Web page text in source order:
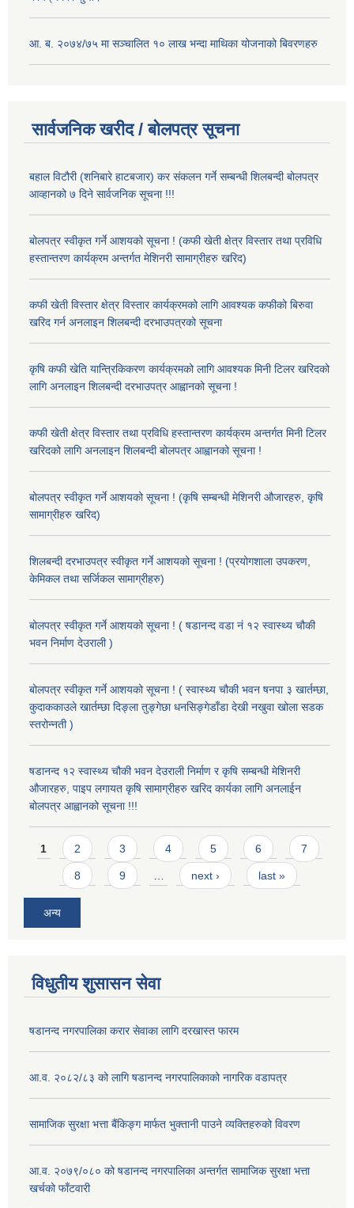
आ. ब. २०७४/७५ मा सञ्चालित १० लाख भन्दा माथिका योजनाको बिवरणहरु
सार्वजनिक खरीद / बोलपत्र सूचना
बहाल विटौरी (शनिबारे हाटबजार) कर संकलन गर्ने सम्बन्धी शिलबन्दी बोलपत्र
आव्हानको ७ दिने सार्वजनिक सूचना !!!
बोलपत्र स्वीकृत गर्ने आशयको सूचना ! (कफी खेती क्षेत्र विस्तार तथा प्रविधि
हस्तान्तरण कार्यक्रम अन्तर्गत मेशिनरी सामाग्रीहरु खरिद)
कफी खेती विस्तार क्षेत्र विस्तार कार्यक्रमको लागि आवश्यक कफीको बिरुवा
खरिद गर्न अनलाइन शिलबन्दी दरभाउपत्रको सूचना
कृषि कफी खेति यान्त्रिकिकरण कार्यक्रमको लागि आवश्यक मिनी टिलर खरिदको
लागि अनलाइन शिलबन्दी दरभाउपत्र आह्वानको सूचना !
कफी खेती क्षेत्र विस्तार तथा प्रविधि हस्तान्तरण कार्यक्रम अन्तर्गत मिनी टिलर
खरिदको लागि अनलाइन शिलबन्दी बोलपत्र आह्वानको सूचना !
बोलपत्र स्वीकृत गर्ने आशयको सूचना ! (कृषि सम्बन्धी मेशिनरी औजारहरु, कृषि
सामाग्रीहरु खरिद)
शिलबन्दी दरभाउपत्र स्वीकृत गर्ने आशयको सूचना ! (प्रयोगशाला उपकरण,
केमिकल तथा सर्जिकल सामाग्रीहरु)
बोलपत्र स्वीकृत गर्ने आशयको सूचना ! ( षडानन्द वडा नं १२ स्वास्थ्य चौकी
भवन निर्माण देउराली )
बोलपत्र स्वीकृत गर्ने आशयको सूचना ! ( स्वास्थ्य चौकी भवन षनपा ३ खार्तम्छा,
कुदाककाउले खार्तम्छा दिङ्ला तुङ्गेछा धनसिङ्गेडाँडा देखी नखुवा खोला सडक
स्तरोन्नती )
षडानन्द १२ स्वास्थ्य चौकी भवन देउराली निर्माण र कृषि सम्बन्धी मेशिनरी
औजारहरु, पाइप लगायत कृषि सामाग्रीहरु खरिद कार्यका लागि अनलाईन
बोलपत्र आह्वानको सूचना !!!
Pages
1 2 3 4 5 6 7
8 9 … next › last »
अन्य
विधुतीय शुसासन सेवा
षडानन्द नगरपालिका करार सेवाका लागि दरखास्त फारम
आ.व. २०८२/८३ को लागि षडानन्द नगरपालिकाको नागरिक वडापत्र
सामाजिक सुरक्षा भत्ता बैंकिङ्ग मार्फत भुक्तानी पाउने व्यक्तिहरुको विवरण
आ.व. २०७९/०८० को षडानन्द नगरपालिका अन्तर्गत सामाजिक सुरक्षा भत्ता
खर्चको फाँटवारी